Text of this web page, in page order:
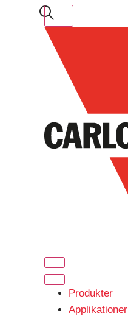
Produkter
Applikationer